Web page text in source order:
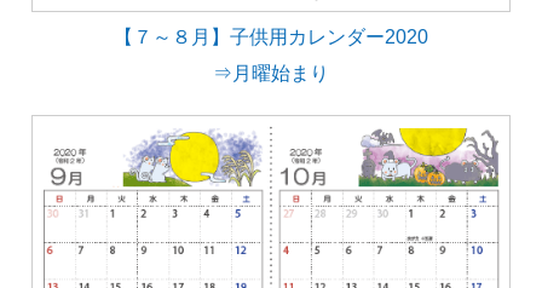
【７～８月】子供用カレンダー2020
⇒月曜始まり